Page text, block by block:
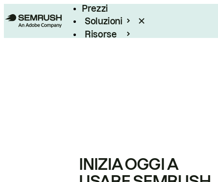
Prezzi
Soluzioni
Risorse
INIZIA OGGI A